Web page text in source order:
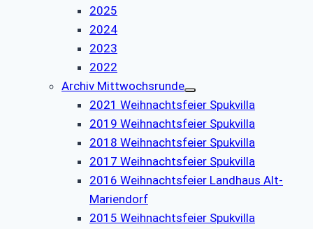
2025
2024
2023
2022
Archiv Mittwochsrunde
2021 Weihnachtsfeier Spukvilla
2019 Weihnachtsfeier Spukvilla
2018 Weihnachtsfeier Spukvilla
2017 Weihnachtsfeier Spukvilla
2016 Weihnachtsfeier Landhaus Alt-
Mariendorf
2015 Weihnachtsfeier Spukvilla